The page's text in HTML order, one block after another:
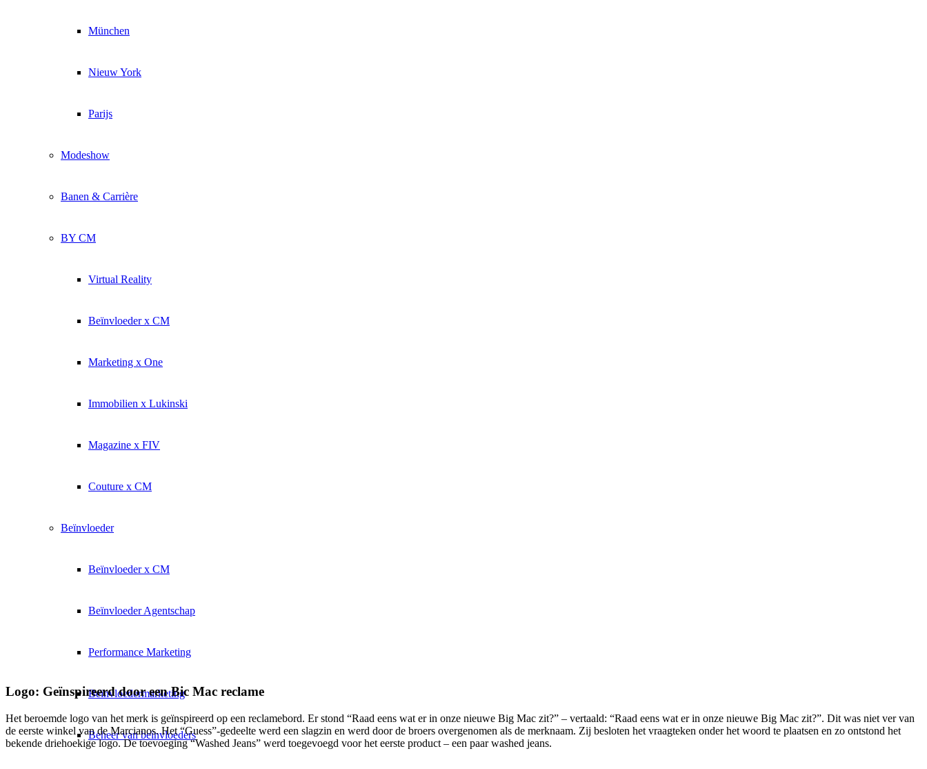
München
Nieuw York
Parijs
Modeshow
Banen & Carrière
BY CM
Virtual Reality
Beïnvloeder x CM
Marketing x One
Immobilien x Lukinski
Magazine x FIV
Couture x CM
Beïnvloeder
Beïnvloeder x CM
Beïnvloeder Agentschap
Performance Marketing
Beïnvloedermarketing
Beheer van beïnvloeders
Logo: Geïnspireerd door een Bic Mac reclame
Het beroemde logo van het merk is geïnspireerd op een reclamebord. Er stond “Raad eens wat er in onze nieuwe Big Mac zit?” – vertaald: “Raad eens wat er in onze nieuwe Big Mac zit?”. Dit was niet ver van
de eerste winkel van de Marcianos. Het “Guess”-gedeelte werd een slagzin en werd door de broers overgenomen als de merknaam. Zij besloten het vraagteken onder het woord te plaatsen en zo ontstond het
bekende driehoekige logo. De toevoeging “Washed Jeans” werd toegevoegd voor het eerste product – een paar washed jeans.